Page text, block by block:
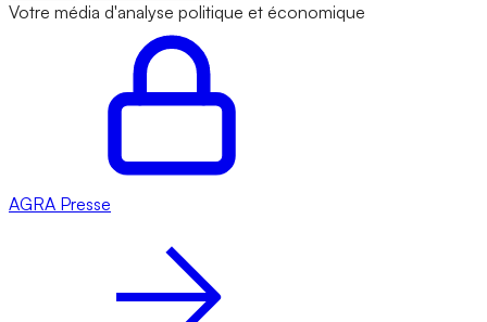
Votre média d'analyse politique et économique
AGRA Presse